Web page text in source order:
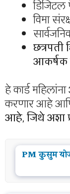
डिजिटल
विमा
छत्रपती
आकर्षक
हे कार्ड महिलांना
करणार आहे
आहे, जिथे अशा
PM कुसुम